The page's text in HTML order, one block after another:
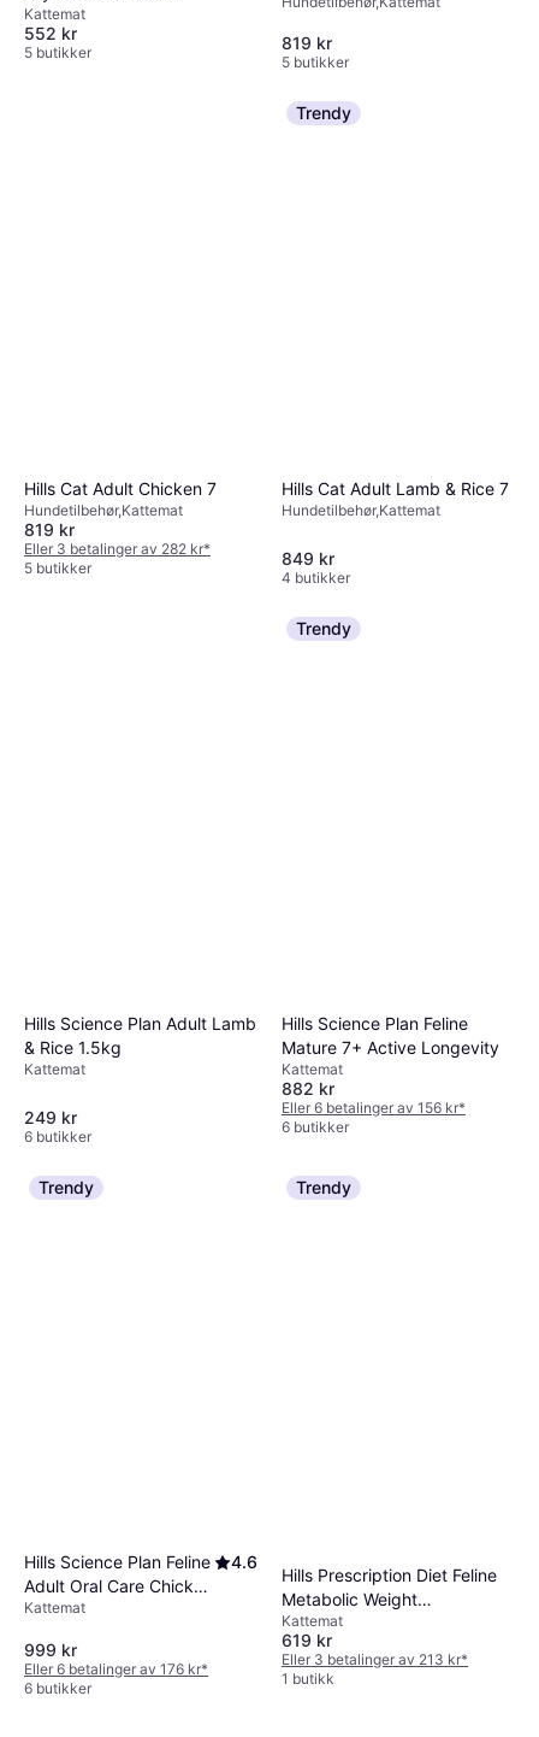
Chicken 3kg
Kattemat
552 kr
5 butikker 819 kr
5 butikker
Hills Cat Adult Chicken 7
Hundetilbehør,Kattemat
819 kr
Eller 3 betalinger av 282 kr*
5 butikker
Trendy
Hills Cat Adult Lamb & Rice 7
Hundetilbehør,Kattemat
849 kr
4 butikker
Hills Science Plan Adult Lamb
& Rice 1.5kg
Kattemat
249 kr
6 butikker
Trendy
Hills Science Plan Feline
Mature 7+ Active Longevity
Kattemat
882 kr
Eller 6 betalinger av 156 kr*
6 butikker
Trendy
Hills Science Plan Feline
Adult Oral Care Chicken
7kg
4.6
Kattemat
999 kr
Eller 6 betalinger av 176 kr*
6 butikker
Trendy
Hills Prescription Diet Feline
Metabolic Weight
Management Tuna 3kg
Kattemat
619 kr
Eller 3 betalinger av 213 kr*
1 butikk